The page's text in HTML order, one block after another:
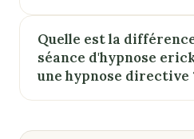
Quelle est la
séance d'hypnose
une hypnose directive